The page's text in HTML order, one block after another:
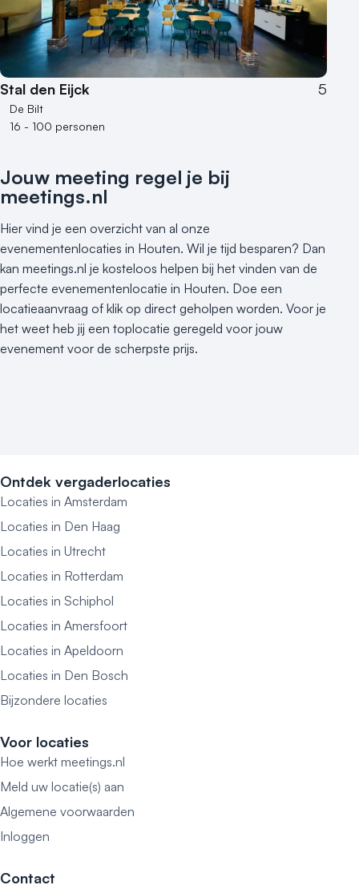
Stal den Eijck 5
De Bilt
16 - 100 personen
Jouw meeting regel je bij
meetings.nl
Hier vind je een overzicht van al onze
evenementenlocaties in Houten. Wil je tijd besparen? Dan
kan meetings.nl je kosteloos helpen bij het vinden van de
perfecte evenementenlocatie in Houten. Doe een
locatieaanvraag of klik op direct geholpen worden. Voor je
het weet heb jij een toplocatie geregeld voor jouw
evenement voor de scherpste prijs.
Ontdek vergaderlocaties
Locaties in Amsterdam
Locaties in Den Haag
Locaties in Utrecht
Locaties in Rotterdam
Locaties in Schiphol
Locaties in Amersfoort
Locaties in Apeldoorn
Locaties in Den Bosch
Bijzondere locaties
Voor locaties
Hoe werkt meetings.nl
Meld uw locatie(s) aan
Algemene voorwaarden
Inloggen
Contact